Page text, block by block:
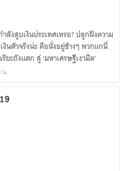
งสูบเงินประเทศเหรอ? ปลูกฝังความ
นตัวจริงน่ะ คือนั่งอยู่ข้างๆ พวกแกนี่
ยะถังแตก สู่ 'มหาเศรษฐีเงามืด'
น.